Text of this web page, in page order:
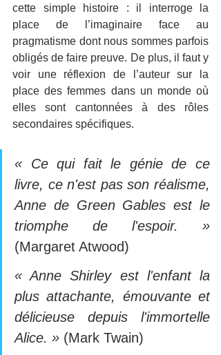
cette simple histoire : il interroge la
place de l’imaginaire face au
pragmatisme dont nous sommes parfois
obligés de faire preuve. De plus, il faut y
voir une réflexion de l’auteur sur la
place des femmes dans un monde où
elles sont cantonnées à des rôles
secondaires spécifiques.
« Ce qui fait le génie de ce
livre, ce n'est pas son réalisme,
Anne de Green Gables est le
(Margaret Atwood)
« Anne Shirley est l'enfant la
plus attachante, émouvante et
délicieuse depuis l'immortelle
Alice. » (Mark Twain)